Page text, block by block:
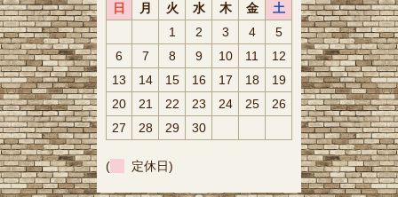
日 月 火 水 木 金
土
1
2 3 4
5
6
7 8 9 10 11
12
13
14 15 16 17 18
19
20
21 22 23 24 25
26
27
28 29 30
( 定休日)